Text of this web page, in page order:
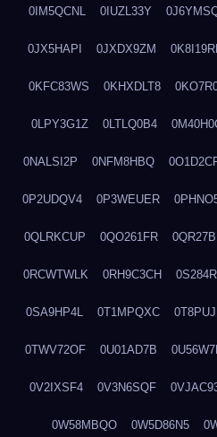
0IM5QCNL 0IUZL33Y
0JX5HAPI 0JXDX9ZM
0KFC83WS 0KHXDLT8
0LPY3G1Z 0LTLQ0B4
0NALSI2P 0NFM8HBQ
0P2UDQV4 0P3WEUER
0QLRKCUP 0QO261FR
0RCWTWLK 0RH9C3CH
0SA9HP4L 0T1MPQXC
0TWV72OF 0U01AD7B
0V2IXSF4 0V3N6SQF
0W58MBQO 0W5D86N5